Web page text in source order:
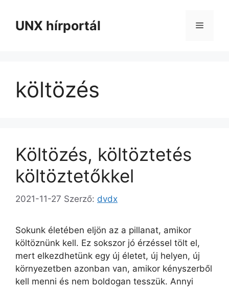
tartalomba
UNX hírportál Menü
költözés
Költözés, költöztetés
költöztetőkkel
2021-11-27 Szerző: dvdx
Sokunk életében eljön az a pillanat, amikor
költöznünk kell. Ez sokszor jó érzéssel tölt el,
mert elkezdhetünk egy új életet, új helyen, új
környezetben azonban van, amikor kényszerből
kell menni és nem boldogan tesszük. Annyi